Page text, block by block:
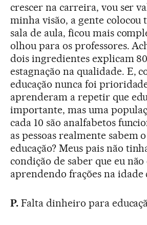
crescer na carreira, vou ser
minha visão, a gente colocou
sala de aula, ficou mais
olhou para os professores.
dois ingredientes explicam
estagnação na qualidade. E,
educação nunca foi
aprenderam a repetir que
importante, mas uma
cada 10 são analfabetos
as pessoas realmente sabem
educação? Meus pais não
condição de saber que eu não
aprendendo frações na idade
P. Falta dinheiro para